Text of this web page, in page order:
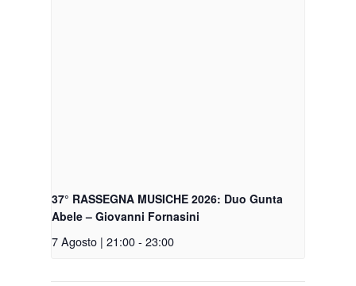
37° RASSEGNA MUSICHE 2026: Duo Gunta
Abele – Giovanni Fornasini
7 Agosto | 21:00- 23:00